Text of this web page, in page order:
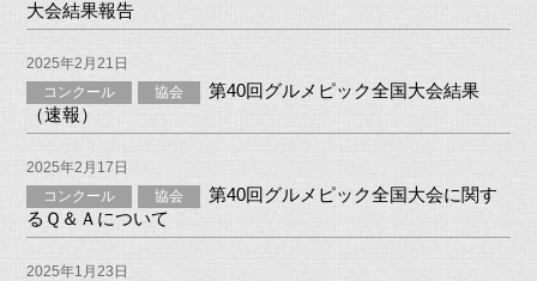
大会結果報告
2025年2月21日
コンクール
協会
第40回グルメピック全国大会結果
（速報）
2025年2月17日
コンクール
協会
第40回グルメピック全国大会に関す
るＱ＆Ａについて
2025年1月23日